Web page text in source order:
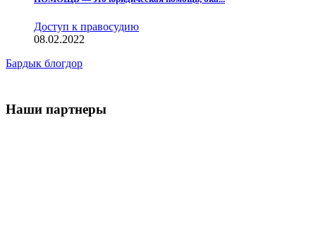
Доступ к правосудию
08.02.2022
Бардык блогдор
Наши партнеры